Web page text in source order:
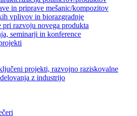
in priprave mešanic/kompozitov
vplivov in biorazgradnje
pri razvoju novega produkta
seminarji in konference
projekti, razvojno raziskovalne
z industrijo